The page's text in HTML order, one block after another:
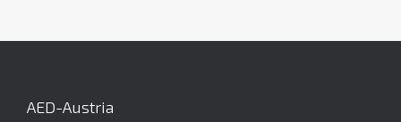
AED-Austria